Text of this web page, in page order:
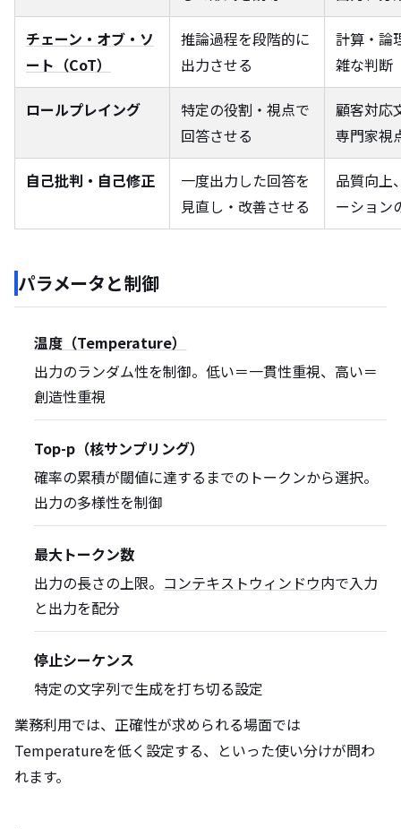
チェーン・オブ・ソ
ート（CoT）
推論過程を段階的に
出力させる
計算・論
雑な判断
ロールプレイング
特定の役割・視点で
回答させる
顧客対応
専門家視
自己批判・自己修正
一度出力した回答を
見直し・改善させる
品質向上
ーション
パラメータと制御
温度（Temperature）
出力のランダム性を制御。低い＝一貫性重視、高い＝
創造性重視
Top-p（核サンプリング）
確率の累積が閾値に達するまでのトークンから選択。
出力の多様性を制御
最大トークン数
出力の長さの上限。 コンテキストウィンドウ内で入力
と出力を配分
停止シーケンス
特定の文字列で生成を打ち切る設定
業務利用では、正確性が求められる場面では
Temperatureを低く設定する、といった使い分けが問わ
れます。